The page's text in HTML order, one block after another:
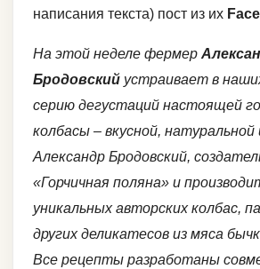
написания текста) пост из их
На этой неделе фермер
Бродовский устраивает в
серию дегустаций настоящей
колбасы – вкусной, натуральной
Александр Бродовский,
«Горчичная поляна» и
уникальных авторских колбас,
других деликатесов из мяса
Все рецепты разработаны